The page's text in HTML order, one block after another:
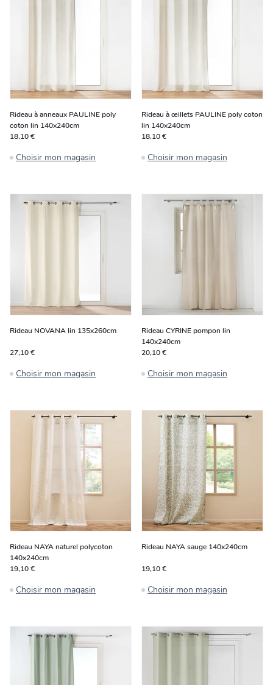
Rideau à anneaux PAULINE poly
coton lin 140x240cm
18,10 €
Choisir mon magasin
Rideau à œillets PAULINE poly coton
lin 140x240cm
18,10 €
Choisir mon magasin
Rideau NOVANA lin 135x260cm
27,10 €
Choisir mon magasin
Rideau CYRINE pompon lin
140x240cm
20,10 €
Choisir mon magasin
Rideau NAYA naturel polycoton
140x240cm
19,10 €
Choisir mon magasin
Rideau NAYA sauge 140x240cm
19,10 €
Choisir mon magasin